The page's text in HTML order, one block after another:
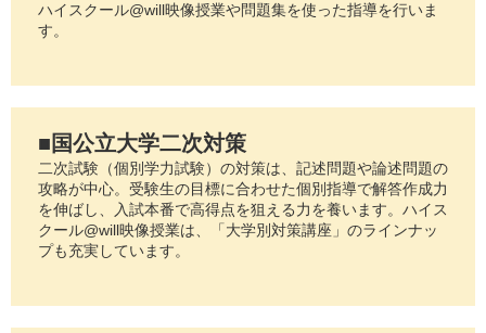
ハイスクール@will映像授業や問題集を使った指導を行いま
す。
■国公立大学二次対策
二次試験（個別学力試験）の対策は、記述問題や論述問題の
攻略が中心。受験生の目標に合わせた個別指導で解答作成力
を伸ばし、入試本番で高得点を狙える力を養います。ハイス
クール@will映像授業は、「大学別対策講座」のラインナッ
プも充実しています。